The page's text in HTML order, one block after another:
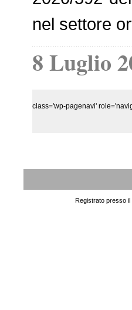
nel settore
8 Luglio
class='wp-pagenavi'
Registrato presso